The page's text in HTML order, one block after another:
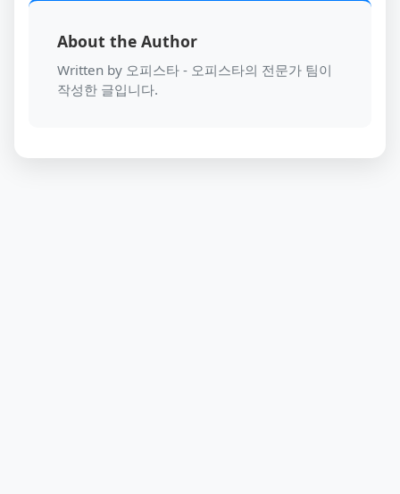
About the Author
Written by 오피스타 - 오피스타의 전문가 팀이
작성한 글입니다.